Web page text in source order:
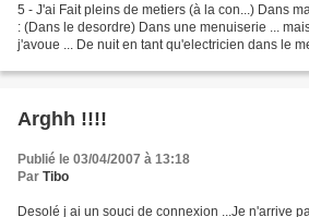
5 - J'ai Fait pleins de metiers (à la con...) Dans
: (Dans le desordre) Dans une menuiserie ...
j'avoue ... De nuit en tant qu'electricien dans le
Arghh !!!!
Publié le 03/04/2007 à 13:18
Par Tibo
Desolé j ai un souci de connexion ...Je n'arrive